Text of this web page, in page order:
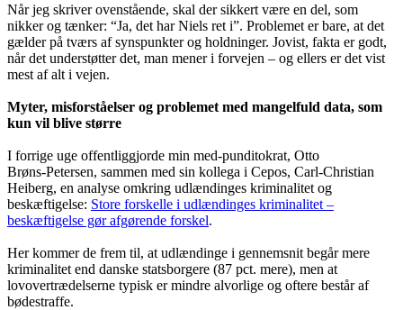
Når jeg skriver ovenstående, skal der sikkert være en del, som
nikker og tænker: “Ja, det har Niels ret i”. Problemet er bare, at det
gælder på tværs af synspunkter og holdninger. Jovist, fakta er godt,
når det understøtter det, man mener i forvejen – og ellers er det vist
mest af alt i vejen.
Myter, misforståelser og problemet med mangelfuld data, som
kun vil blive større
I forrige uge offentliggjorde min med‑punditokrat, Otto
Brøns‑Petersen, sammen med sin kollega i Cepos, Carl‑Christian
Heiberg, en analyse omkring udlændinges kriminalitet og
beskæftigelse: Store forskelle i udlændinges kriminalitet –
beskæftigelse gør afgørende forskel.
Her kommer de frem til, at udlændinge i gennemsnit begår mere
kriminalitet end danske statsborgere (87 pct. mere), men at
lovovertrædelserne typisk er mindre alvorlige og oftere består af
bødestraffe.